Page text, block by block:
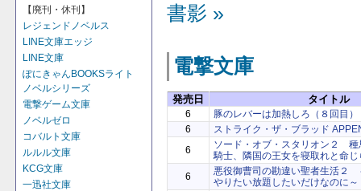
【廃刊・休刊】
レジェンドノベルス
LINE文庫エッジ
LINE文庫
ぽにきゃんBOOKSライト
ノベルシリーズ
電撃ゲーム文庫
ノベルゼロ
コバルト文庫
ルルル文庫
KCG文庫
一迅社文庫
書影 »
電撃文庫
発売日 タイトル
6
豚のレバーは加熱しろ（８回目）
6
ストライク・ザ・ブラッド
6
ソード・オブ・スタリオン２ 種
騎士、隣国の王女を寝取れと命じ
6
悪役御曹司の勘違い聖者生活２
やりたい放題したいだけなのに～